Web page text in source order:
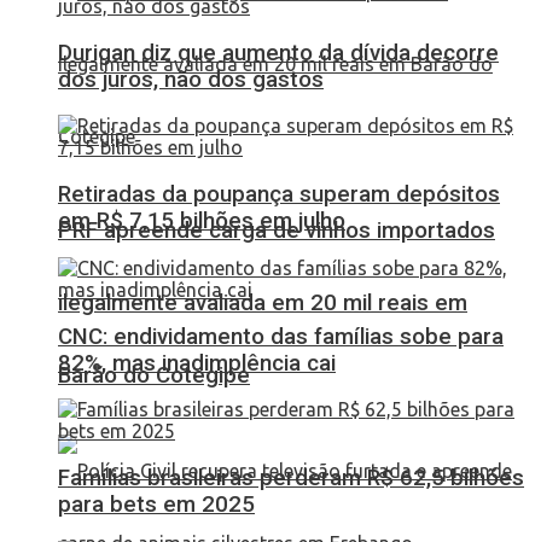
PRF apreende carga de vinhos importados
ilegalmente avaliada em 20 mil reais em
Barão do Cotegipe
Durigan diz que aumento da dívida decorre
dos juros, não dos gastos
Retiradas da poupança superam depósitos
em R$ 7,15 bilhões em julho
CNC: endividamento das famílias sobe para
82%, mas inadimplência cai
Famílias brasileiras perderam R$ 62,5 bilhões
para bets em 2025